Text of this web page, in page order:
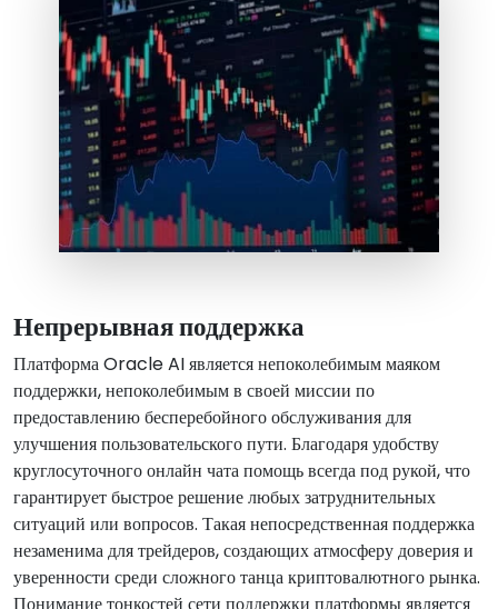
Непрерывная поддержка
Платформа Oracle AI является непоколебимым маяком
поддержки, непоколебимым в своей миссии по
предоставлению бесперебойного обслуживания для
улучшения пользовательского пути. Благодаря удобству
круглосуточного онлайн чата помощь всегда под рукой, что
гарантирует быстрое решение любых затруднительных
ситуаций или вопросов. Такая непосредственная поддержка
незаменима для трейдеров, создающих атмосферу доверия и
уверенности среди сложного танца криптовалютного рынка.